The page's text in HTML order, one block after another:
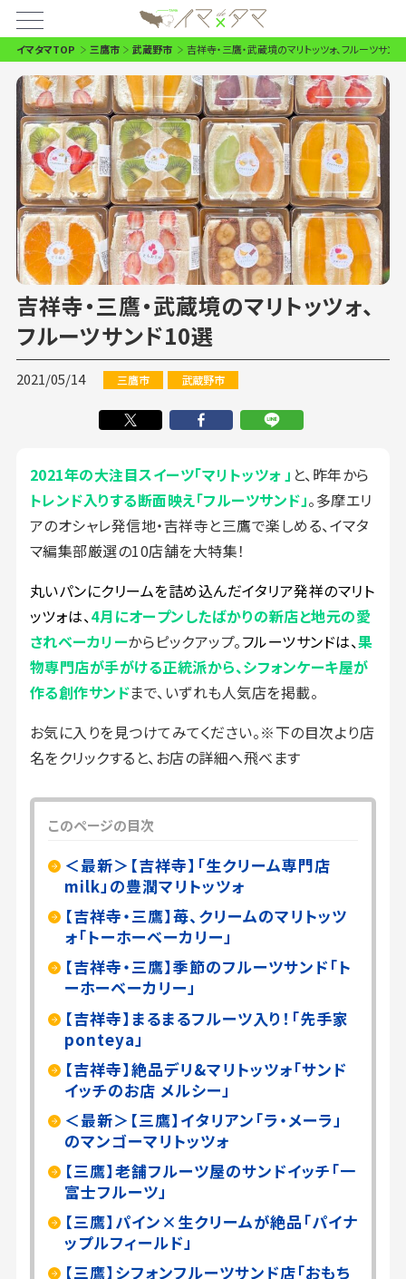
イマタマTOP 三鷹市 武蔵野市 吉祥寺・三鷹・武蔵境のマリトッツォ、フルーツサン
吉祥寺・三鷹・武蔵境のマリトッツォ、
フルーツサンド10選
2021/05/14 三鷹市 武蔵野市
2021年の大注目スイーツ「マリトッツォ 」 と、昨年から
トレンド入りする断面映え「フルーツサンド」。多摩エリ
アのオシャレ発信地・吉祥寺と三鷹で楽しめる、イマタ
マ編集部厳選の10店舗を大特集！
丸いパンにクリームを詰め込んだイタリア発祥のマリト
ッツォは、4月にオープンしたばかりの新店と地元の愛
されベーカリーからピックアップ。フルーツサンドは、果
物専門店が手がける正統派から、シフォンケーキ屋が
作る創作サンドまで、いずれも人気店を掲載。
お気に入りを見つけてみてください。※下の目次より店
名をクリックすると、お店の詳細へ飛べます
このページの目次
＜最新＞【吉祥寺】「生クリーム専門店
milk」の豊潤マリトッツォ
【吉祥寺・三鷹】苺、クリームのマリトッツ
ォ「トーホーベーカリー」
【吉祥寺・三鷹】季節のフルーツサンド「ト
ーホーベーカリー」
【吉祥寺】まるまるフルーツ入り！「先手家
ponteya」
【吉祥寺】絶品デリ&マリトッツォ「サンド
イッチのお店 メルシー」
＜最新＞【三鷹】イタリアン「ラ・メーラ」
のマンゴーマリトッツォ
【三鷹】老舗フルーツ屋のサンドイッチ「一
富士フルーツ」
【三鷹】パイン×生クリームが絶品「パイナ
ップルフィールド」
【三鷹】シフォンフルーツサンド店「おもち